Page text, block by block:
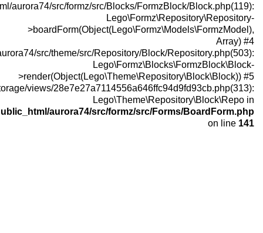
/home/juzoor123/public_html/aurora74/src/
/home/juzoor123/public_html/aurora74/src/theme/
/home/juzoor123/public_html/application/storage/views/
/home/juzoor123/public_html/